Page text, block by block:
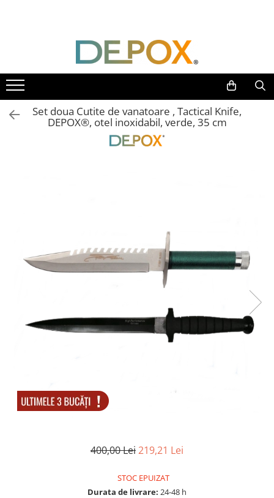
Toate Produsele
SPORT & TIMP LIBER
AUTOAPARARE
Pumnaluri si boxuri
Bastoane telescopice si nunceaguri
Briceaguri fluture & antrenament
Sabii & Macete
Topor camping
Rucsacuri si huse
ARTICOLE SUPORTERI
Set doua Cutite de vanatoare , Tactical Knife,
DEPOX®, otel inoxidabil, verde, 35 cm
400,00 Lei219,21 Lei
STOC EPUIZAT
Durata de livrare: 24-48 h